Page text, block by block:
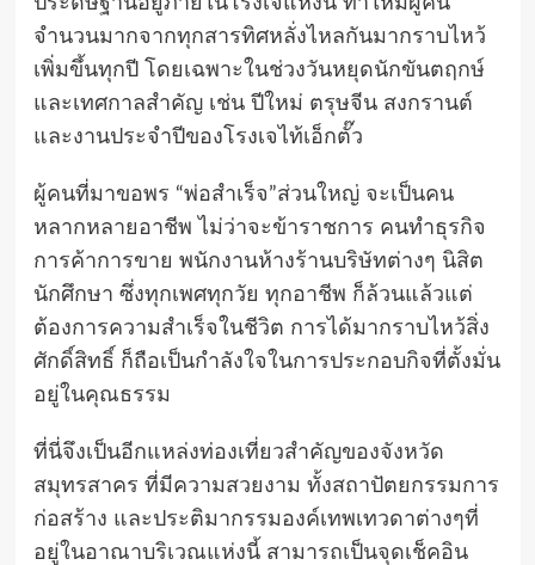
จำนวนมากจากทุกสารทิศหลั่งไหลกันมากราบไหว้
เพิ่มขึ้นทุกปี โดยเฉพาะในช่วงวันหยุดนักขันตฤกษ์
และเทศกาลสำคัญ เช่น ปีใหม่ ตรุษจีน สงกรานต์
และงานประจำปีของโรงเจไท้เอ็กตั๊ว
ผู้คนที่มาขอพร “พ่อสำเร็จ”ส่วนใหญ่ จะเป็นคน
หลากหลายอาชีพ ไม่ว่าจะข้าราชการ คนทำธุรกิจ
การค้าการขาย พนักงานห้างร้านบริษัทต่างๆ นิสิต
นักศึกษา ซึ่งทุกเพศทุกวัย ทุกอาชีพ ก็ล้วนแล้วแต่
ต้องการความสำเร็จในชีวิต การได้มากราบไหว้สิ่ง
ศักดิ์สิทธิ์ ก็ถือเป็นกำลังใจในการประกอบกิจที่ตั้งมั่น
อยู่ในคุณธรรม
ที่นี่จึงเป็นอีกแหล่งท่องเที่ยวสำคัญของจังหวัด
สมุทรสาคร ที่มีความสวยงาม ทั้งสถาปัตยกรรมการ
ก่อสร้าง และประติมากรรมองค์เทพเทวดาต่างๆที่
อยู่ในอาณาบริเวณแห่งนี้ สามารถเป็นจุดเช็คอิน